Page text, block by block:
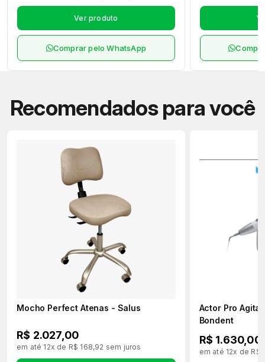
Ver produto
Comprar pelo WhatsApp
Recomendados para você
Mocho Perfect Atenas - Salus
R$ 2.027,00
em até 12x de R$ 168,92 sem juros
Actor Pro
Bondent
R$ 1.630,00
em até 12x de R$